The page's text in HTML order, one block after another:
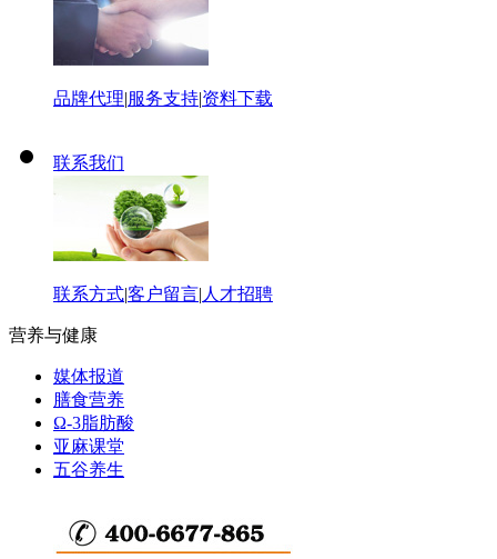
品牌代理|服务支持|资料下载
联系我们
联系方式|客户留言| 人才招聘
营养与健康
媒体报道
膳食营养
Ω-3脂肪酸
亚麻课堂
五谷养生